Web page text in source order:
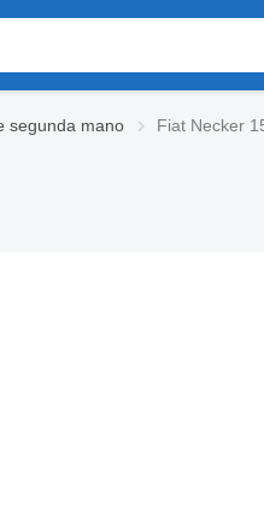
segunda mano Fiat Necker